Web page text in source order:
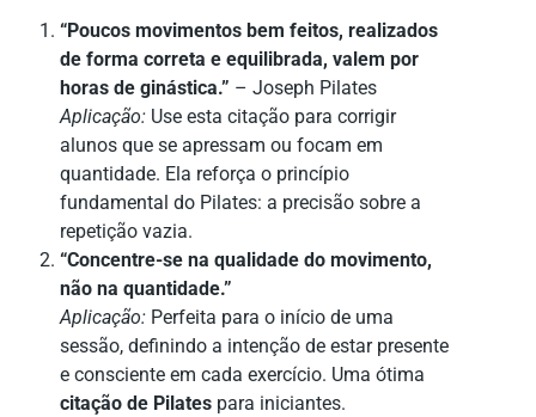
“Poucos movimentos bem feitos, realizados
de forma correta e equilibrada, valem por
horas de ginástica.” – Joseph Pilates
Aplicação: Use esta citação para corrigir
alunos que se apressam ou focam em
quantidade. Ela reforça o princípio
fundamental do Pilates: a precisão sobre a
repetição vazia.
“Concentre-se na qualidade do movimento,
não na quantidade.”
Aplicação: Perfeita para o início de uma
sessão, definindo a intenção de estar presente
e consciente em cada exercício. Uma ótima
citação de Pilates para iniciantes.